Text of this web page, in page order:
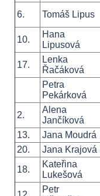
6.
Tomáš Lipus
10.
Hana
Lipusová
17.
Lenka
Řačáková
Petra
Pekárková
2.
Alena
Jančíková
13.
Jana Moudrá
20.
Jana Krajová
18.
Kateřina
Lukešová
Petr